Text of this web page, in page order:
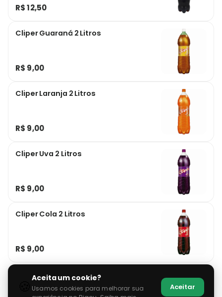
R$ 12,50
Cliper Guaraná 2 Litros
R$ 9,00
Cliper Laranja 2 Litros
R$ 9,00
Cliper Uva 2 Litros
R$ 9,00
Cliper Cola 2 Litros
R$ 9,00
🍪Aceita um cookie?
Usamos cookies para melhorar sua
Aceitar